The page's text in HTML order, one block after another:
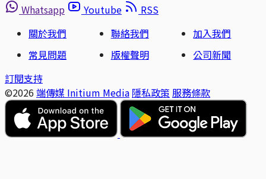
Whatsapp
Youtube
RSS
關於我們
聯絡我們
加入我們
常見問題
版權聲明
公司新聞
訂閱支持
©2026 端傳媒 Initium Media 隱私政策 服務條款